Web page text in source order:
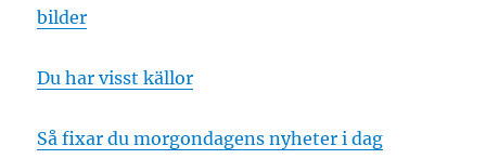
bilder
Du har visst källor
Så fixar du morgondagens nyheter i dag